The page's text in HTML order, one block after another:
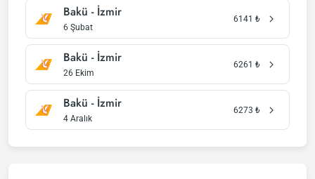
Bakü - İzmir
6 Şubat
6141 ₺
Bakü - İzmir
26 Ekim
6261 ₺
Bakü - İzmir
4 Aralık
6273 ₺